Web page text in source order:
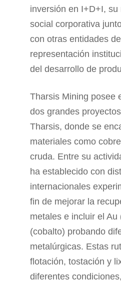
inversión en I+D+I, su
social corporativa
con otras entidades
representación
del desarrollo de
Tharsis Mining posee
dos grandes
Tharsis, donde se
materiales como
cruda. Entre su
ha establecido con
internacionales
fin de mejorar la
metales e incluir el Au
(cobalto) probando
metalúrgicas. Estas
flotación, tostación y
diferentes